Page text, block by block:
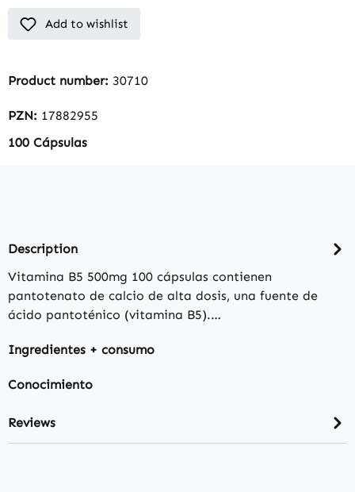
Add to wishlist
Product number: 30710
PZN: 17882955
100 Cápsulas
Description
Vitamina B5 500mg 100 cápsulas contienen
pantotenato de calcio de alta dosis, una fuente de
ácido pantoténico (vitamina B5).…
Ingredientes + consumo
Conocimiento
Reviews